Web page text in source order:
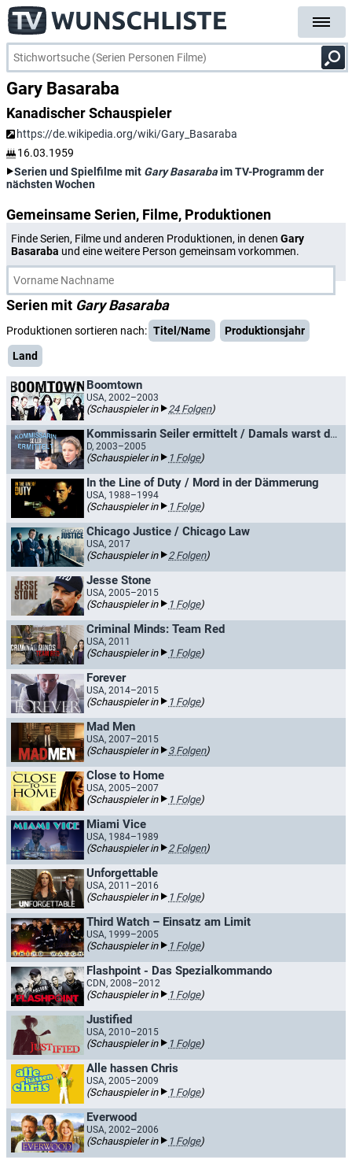
Gary Basaraba
Kanadischer Schauspieler
https://de.wikipedia.org/wiki/Gary_Basaraba
16.03.1959
Serien und Spielfilme mit Gary Basarabaim TV-Programm der
nächsten Wochen
Gemeinsame Serien, Filme, Produktionen
Finde Serien, Filme und anderen Produktionen, in denen Gary
Basaraba und eine weitere Person gemeinsam vorkommen.
Serien mit Gary Basaraba
Produktionen sortieren nach: Titel/Name
Produktionsjahr
Land
Boomtown
USA, 2002–2003
(Schauspieler in 24 Folgen)
Kommissarin Seiler ermittelt / Damals warst du still
D, 2003–2005
(Schauspieler in 1 Folge)
In the Line of Duty / Mord in der Dämmerung
USA, 1988–1994
(Schauspieler in 1 Folge)
Chicago Justice / Chicago Law
USA, 2017
(Schauspieler in 2 Folgen)
Jesse Stone
USA, 2005–2015
(Schauspieler in 1 Folge)
Criminal Minds: Team Red
USA, 2011
(Schauspieler in 1 Folge)
Forever
USA, 2014–2015
(Schauspieler in 1 Folge)
Mad Men
USA, 2007–2015
(Schauspieler in 3 Folgen)
Close to Home
USA, 2005–2007
(Schauspieler in 1 Folge)
Miami Vice
USA, 1984–1989
(Schauspieler in 2 Folgen)
Unforgettable
USA, 2011–2016
(Schauspieler in 1 Folge)
Third Watch – Einsatz am Limit
USA, 1999–2005
(Schauspieler in 1 Folge)
Flashpoint - Das Spezialkommando
CDN, 2008–2012
(Schauspieler in 1 Folge)
Justified
USA, 2010–2015
(Schauspieler in 1 Folge)
Alle hassen Chris
USA, 2005–2009
(Schauspieler in 1 Folge)
Everwood
USA, 2002–2006
(Schauspieler in 1 Folge)